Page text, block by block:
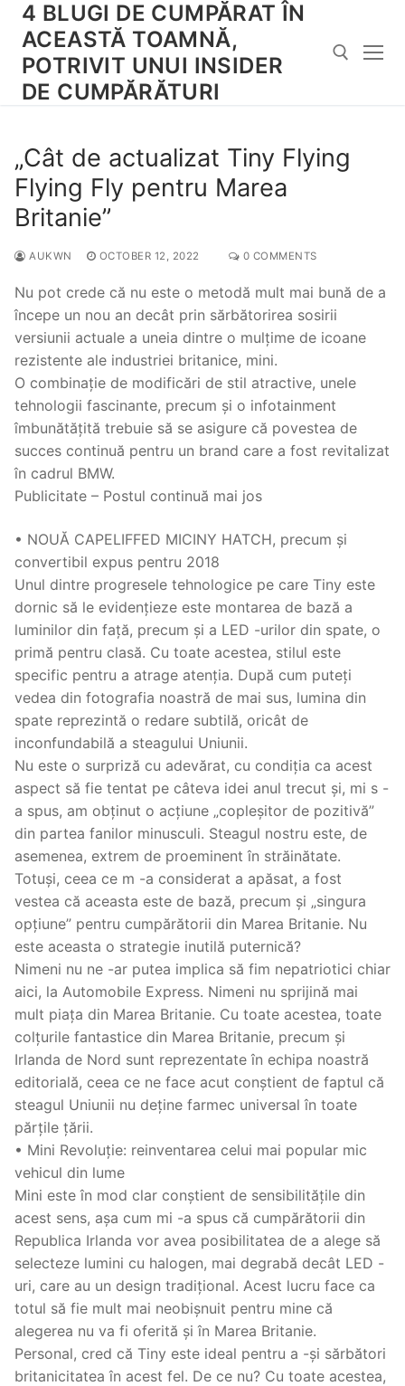
Skip
content
4 BLUGI DE CUMPĂRAT ÎN
ACEASTĂ TOAMNĂ,
POTRIVIT UNUI INSIDER
DE CUMPĂRĂTURI
„Cât de actualizat Tiny Flying
Flying Fly pentru Marea
Britanie”
AUKWN OCTOBER 12, 2022 0 COMMENTS
Nu pot crede că nu este o metodă mult mai bună de a
începe un nou an decât prin sărbătorirea sosirii
versiunii actuale a uneia dintre o mulțime de icoane
rezistente ale industriei britanice, mini.
O combinație de modificări de stil atractive, unele
tehnologii fascinante, precum și o infotainment
îmbunătățită trebuie să se asigure că povestea de
succes continuă pentru un brand care a fost revitalizat
în cadrul BMW.
Publicitate – Postul continuă mai jos
• NOUĂ CAPELIFFED MICINY HATCH, precum și
convertibil expus pentru 2018
Unul dintre progresele tehnologice pe care Tiny este
dornic să le evidențieze este montarea de bază a
luminilor din față, precum și a LED -urilor din spate, o
primă pentru clasă. Cu toate acestea, stilul este
specific pentru a atrage atenția. După cum puteți
vedea din fotografia noastră de mai sus, lumina din
spate reprezintă o redare subtilă, oricât de
inconfundabilă a steagului Uniunii.
Nu este o surpriză cu adevărat, cu condiția ca acest
aspect să fie tentat pe câteva idei anul trecut și, mi s -
a spus, am obținut o acțiune „copleșitor de pozitivă”
din partea fanilor minusculi. Steagul nostru este, de
asemenea, extrem de proeminent în străinătate.
Totuși, ceea ce m -a considerat a apăsat, a fost
vestea că aceasta este de bază, precum și „singura
opțiune” pentru cumpărătorii din Marea Britanie. Nu
este aceasta o strategie inutilă puternică?
Nimeni nu ne -ar putea implica să fim nepatriotici chiar
aici, la Automobile Express. Nimeni nu sprijină mai
mult piața din Marea Britanie. Cu toate acestea, toate
colțurile fantastice din Marea Britanie, precum și
Irlanda de Nord sunt reprezentate în echipa noastră
editorială, ceea ce ne face acut conștient de faptul că
steagul Uniunii nu deține farmec universal în toate
părțile țării.
• Mini Revoluție: reinventarea celui mai popular mic
vehicul din lume
Mini este în mod clar conștient de sensibilitățile din
acest sens, așa cum mi -a spus că cumpărătorii din
Republica Irlanda vor avea posibilitatea de a alege să
selecteze lumini cu halogen, mai degrabă decât LED -
uri, care au un design tradițional. Acest lucru face ca
totul să fie mult mai neobișnuit pentru mine că
alegerea nu va fi oferită și în Marea Britanie.
Personal, cred că Tiny este ideal pentru a -și sărbători
britanicitatea în acest fel. De ce nu? Cu toate acestea,